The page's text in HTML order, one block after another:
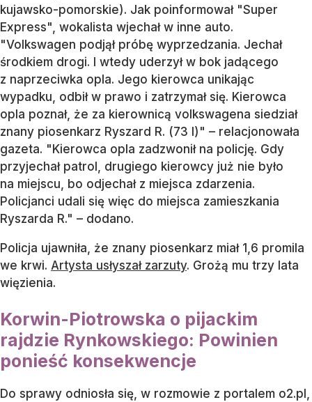
kujawsko-pomorskie). Jak poinformował "Super
Express", wokalista wjechał w inne auto.
"Volkswagen podjął próbę wyprzedzania. Jechał
środkiem drogi. I wtedy uderzył w bok jadącego
z naprzeciwka opla. Jego kierowca unikając
wypadku, odbił w prawo i zatrzymał się. Kierowca
opla poznał, że za kierownicą volkswagena siedział
znany piosenkarz Ryszard R. (73 l)" – relacjonowała
gazeta. "Kierowca opla zadzwonił na policję. Gdy
przyjechał patrol, drugiego kierowcy już nie było
na miejscu, bo odjechał z miejsca zdarzenia.
Policjanci udali się więc do miejsca zamieszkania
Ryszarda R." – dodano.
Policja ujawniła, że znany piosenkarz miał 1,6 promila
we krwi. Artysta usłyszał zarzuty. Grożą mu trzy lata
więzienia.
Korwin-Piotrowska o pijackim
rajdzie Rynkowskiego: Powinien
ponieść konsekwencje
Do sprawy odniosła się, w rozmowie z portalem o2.pl,